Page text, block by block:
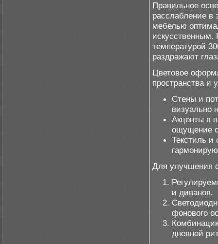
Правильное
расслабление
мебелью
искусственным.
температурой
раздражают
Цветовое
пространства и
Стены и
визуально
Акценты в
ощущение
Текстиль и
Для улучшения
и диванов.
фоновогo
дневной